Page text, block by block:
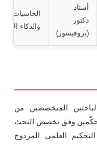
أستاذ
دكتور
(بروفيسور)
الحاسبات
والذكاء
المتخصصين من
وفق تخصص البحث
التحكيم العلمي المزدوج